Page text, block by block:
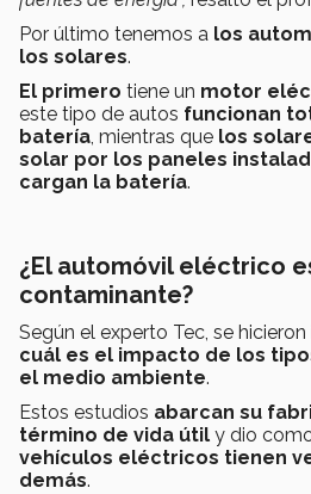
Por último tenemos a los
los solares.
El primero tiene un motor
este tipo de autos funcionan
batería, mientras que los
solar por los paneles
cargan la batería.
¿El automóvil eléctrico
contaminante?
Según el experto Tec, se
cuál es el impacto de los
el medio ambiente.
Estos estudios abarcan su
término de vida útil y dio
vehículos eléctricos tienen
demás.